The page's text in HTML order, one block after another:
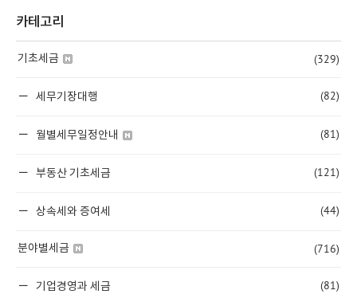
카테고리
기초세금 (329)
세무기장대행 (82)
월별세무일정안내 (81)
부동산 기초세금 (121)
상속세와 증여세 (44)
분야별세금 (716)
기업경영과 세금 (81)